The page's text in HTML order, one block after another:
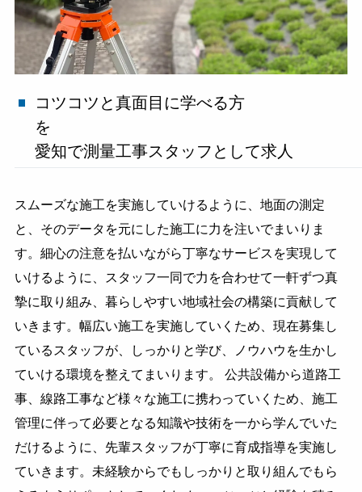
コツコツと真面目に学べる方
愛知で測量工事スタッフとして求人
スムーズな施工を実施していけるように、地面の測定
と、そのデータを元にした施工に力を注いでまいりま
す。細心の注意を払いながら丁寧なサービスを実現して
いけるように、スタッフ一同で力を合わせて一軒ずつ真
摯に取り組み、暮らしやすい地域社会の構築に貢献して
いきます。幅広い施工を実施していくため、現在募集し
ているスタッフが、しっかりと学び、ノウハウを生かし
ていける環境を整えてまいります。 公共設備から道路工
事、線路工事など様々な施工に携わっていくため、施工
管理に伴って必要となる知識や技術を一から学んでいた
だけるように、先輩スタッフが丁寧に育成指導を実施し
ていきます。未経験からでもしっかりと取り組んでもら